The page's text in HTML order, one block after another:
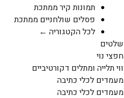
תמונות קיר ממתכת
פסלים שולחניים ממתכת
לכל הקטגוריה ←
שלטים
חפצי נוי
ווי תלייה ומתלים דקורטיביים
מעמדים לכלי כתיבה
מעמדים לכלי כתיבה